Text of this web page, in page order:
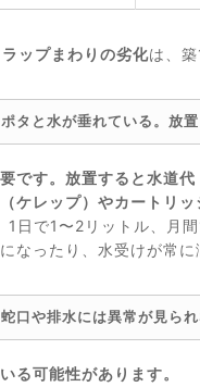
ップまわりの劣化は、
タと水が垂れている。放
です。放置すると水道
ケレップ）やカートリッ
日で1〜2リットル、月
なったり、水受けが常に
口や排水には異常が見ら
る可能性があります。